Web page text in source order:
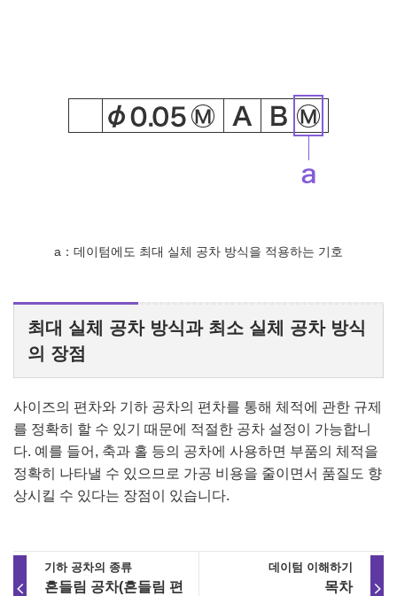
a 데이텀에도 최대 실체 공차 방식을 적용하는 기호
최대 실체 공차 방식과 최소 실체 공차 방식
의 장점
사이즈의 편차와 기하 공차의 편차를 통해 체적에 관한 규제
를 정확히 할 수 있기 때문에 적절한 공차 설정이 가능합니
다. 예를 들어, 축과 홀 등의 공차에 사용하면 부품의 체적을
정확히 나타낼 수 있으므로 가공 비용을 줄이면서 품질도 향
상시킬 수 있다는 장점이 있습니다.
기하 공차의 종류
흔들림 공차(흔들림 편
데이텀 이해하기
목차